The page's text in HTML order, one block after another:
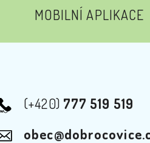
MOBILNÍ APLIKACE
(+420) 777 519 519